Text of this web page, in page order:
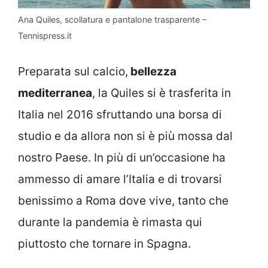
Ana Quiles, scollatura e pantalone trasparente –
Tennispress.it
Preparata sul calcio, bellezza
mediterranea, la Quiles si è trasferita in
Italia nel 2016 sfruttando una borsa di
studio e da allora non si è più mossa dal
nostro Paese. In più di un’occasione ha
ammesso di amare l’Italia e di trovarsi
benissimo a Roma dove vive, tanto che
durante la pandemia è rimasta qui
piuttosto che tornare in Spagna.